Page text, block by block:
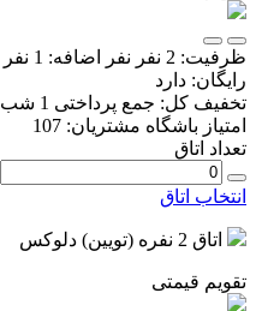
ظرفیت: 2 نفر نفر اضافه: 1 نفر
رایگان: دارد
تخفیف کل: جمع پرداختی 1 شب:
امتیاز باشگاه مشتریان: 107
تعداد اتاق
انتخاب اتاق
اتاق 2 نفره (تویین) دلوکس
تقویم قیمتی